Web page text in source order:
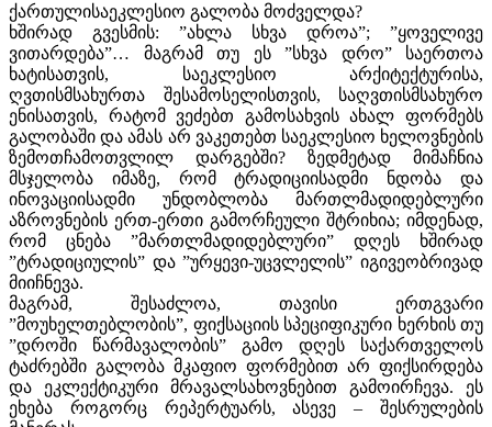
ქართულისაეკლესიო გალობა მოძველდა?
ხშირად გვესმის: ”ახლა სხვა დროა”; ”ყოველივე
ვითარდება”… მაგრამ თუ ეს ”სხვა დრო” საერთოა
ხატისათვის, საეკლესიო არქიტექტურისა,
ღვთისმსახურთა შესამოსელისთვის, საღვთისმსახურო
ენისათვის, რატომ ვეძებთ გამოსახვის ახალ ფორმებს
გალობაში და ამას არ ვაკეთებთ საეკლესიო ხელოვნების
ზემოთჩამოთვლილ დარგებში? ზედმეტად მიმაჩნია
მსჯელობა იმაზე, რომ ტრადიციისადმი ნდობა და
ინოვაციისადმი უნდობლობა მართლმადიდებლური
აზროვნების ერთ-ერთი გამორჩეული შტრიხია; იმდენად,
რომ ცნება ”მართლმადიდებლური” დღეს ხშირად
”ტრადიციულის” და ”ურყევი-უცვლელის” იგივეობრივად
მიიჩნევა.
მაგრამ, შესაძლოა, თავისი ერთგვარი
”მოუხელთებლობის”, ფიქსაციის სპეციფიკური ხერხის თუ
”დროში წარმავალობის” გამო დღეს საქართველოს
ტაძრებში გალობა მკაფიო ფორმებით არ ფიქსირდება
და ეკლექტიკური მრავალსახოვნებით გამოირჩევა. ეს
ეხება როგორც რეპერტუარს, ასევე – შესრულების